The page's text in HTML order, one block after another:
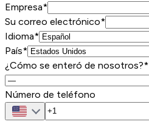
Empresa*
Su correo electrónico*
Idioma*
País*
¿Cómo se enteró de nosotros?*
Número de teléfono